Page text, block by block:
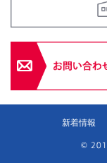
新着情報